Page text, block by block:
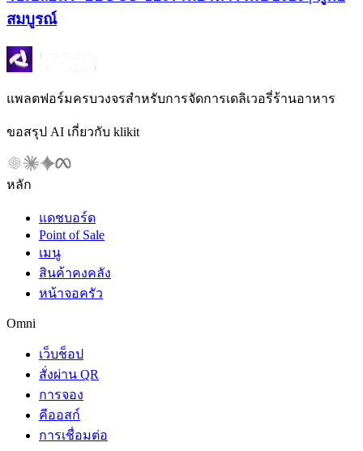
สมบูรณ์
แพลตฟอร์มครบวงจรสำหรับการจัดการเดลิเวอรี่ร้านอาหาร
ขอสรุป AI เกี่ยวกับ klikit
หลัก
แดชบอร์ด
Point of Sale
เมนู
สินค้าคงคลัง
หน้าจอครัว
Omni
เว็บช็อป
สั่งผ่าน QR
การจอง
คีออสก์
การเชื่อมต่อ